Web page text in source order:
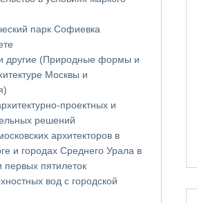
парк Софиевка
другие (Природные формы и
Москвы и
проектных и
решений
архитекторов в
и городах Среднего Урала в
пятилеток
вод с городской